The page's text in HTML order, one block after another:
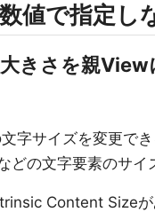
値で指定し
きさを親
字サイズを変更でき
どの文字要素のサイ
Content Size